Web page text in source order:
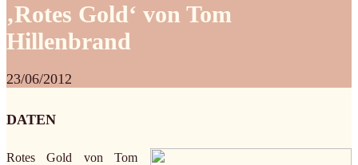
‚Rotes Gold‘ von Tom
Hillenbrand
23/06/2012
DATEN
Rotes Gold von Tom